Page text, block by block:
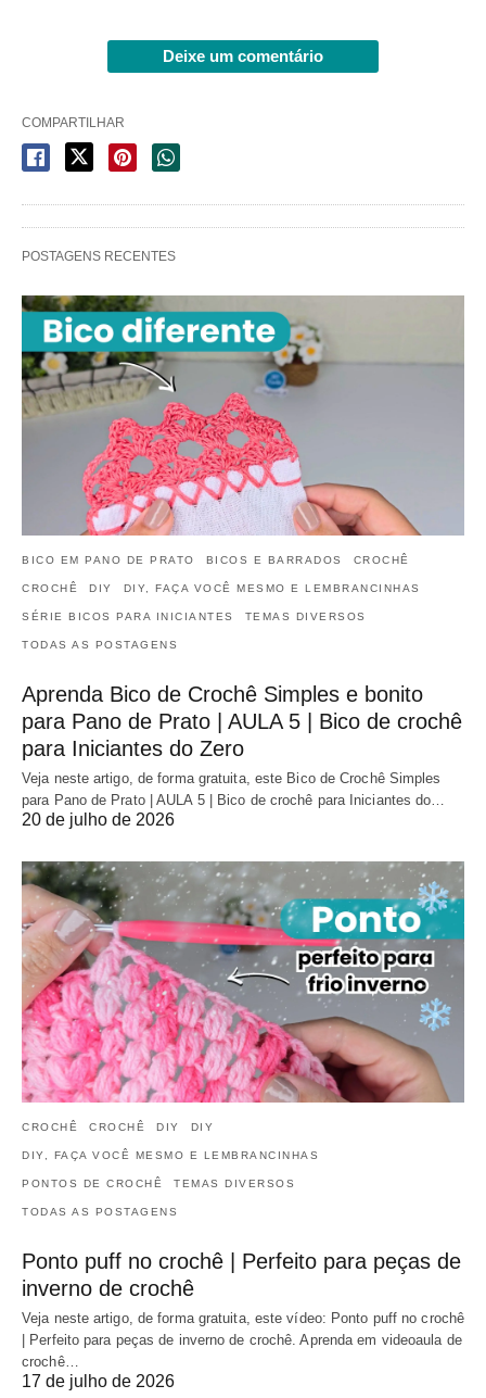
Deixe um comentário
COMPARTILHAR
POSTAGENS RECENTES
BICO EM PANO DE PRATO BICOS E BARRADOS CROCHÊ
CROCHÊ DIY DIY, FAÇA VOCÊ MESMO E LEMBRANCINHAS
SÉRIE BICOS PARA INICIANTES TEMAS DIVERSOS
TODAS AS POSTAGENS
Aprenda Bico de Crochê Simples e bonito
para Pano de Prato | AULA 5 | Bico de crochê
para Iniciantes do Zero
Veja neste artigo, de forma gratuita, este Bico de Crochê Simples
para Pano de Prato | AULA 5 | Bico de crochê para Iniciantes do…
20 de julho de 2026
CROCHÊ CROCHÊ DIY DIY
DIY, FAÇA VOCÊ MESMO E LEMBRANCINHAS
PONTOS DE CROCHÊ TEMAS DIVERSOS
TODAS AS POSTAGENS
Ponto puff no crochê | Perfeito para peças de
inverno de crochê
Veja neste artigo, de forma gratuita, este vídeo: Ponto puff no crochê
| Perfeito para peças de inverno de crochê. Aprenda em videoaula de
crochê…
17 de julho de 2026